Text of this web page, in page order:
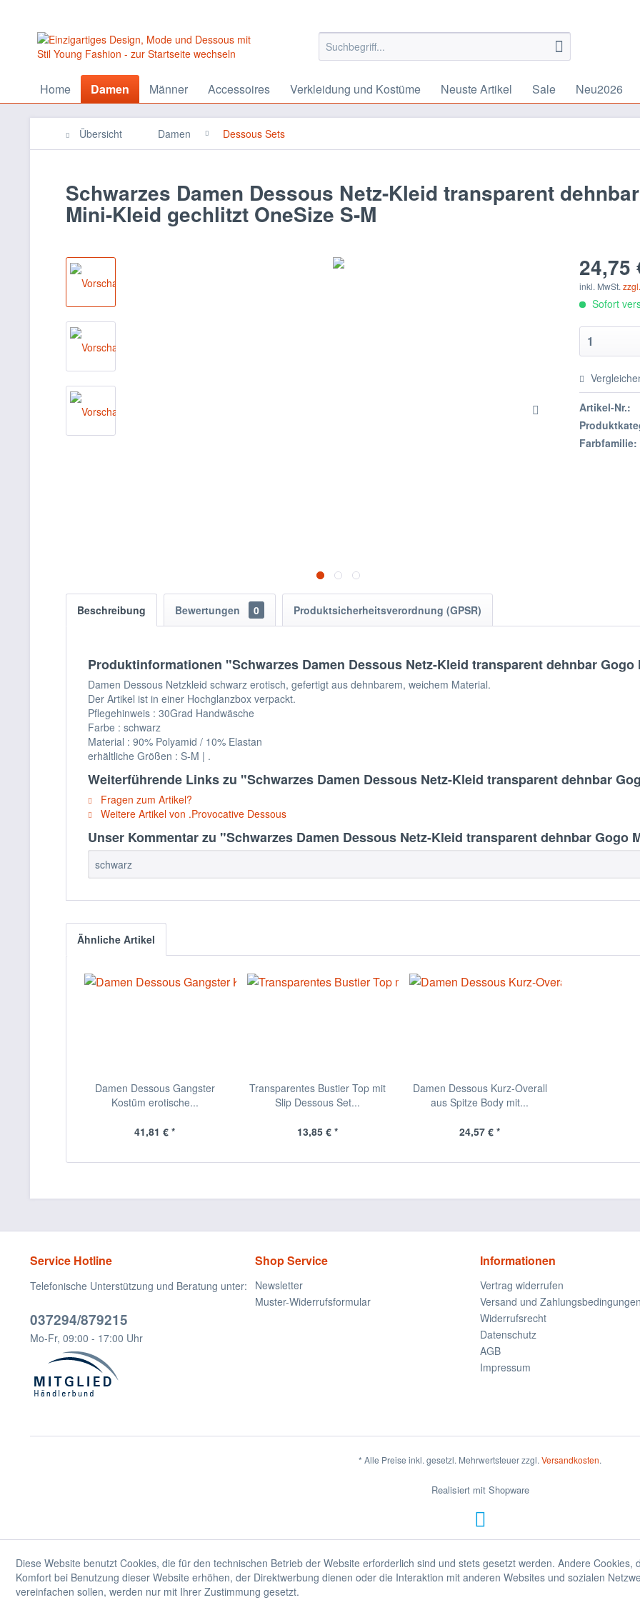
Home Damen Männer Accessoires Verkleidung und Kostüme Neuste Artikel Sale Neu2026
Übersicht Damen Dessous Sets
Schwarzes Damen Dessous Netz-Kleid transparent
Mini-Kleid gechlitzt OneSize S-M
24,75
inkl. MwSt.
Sofort
Artikel-Nr.:
Farbfamilie:
Beschreibung Bewertungen 0 Produktsicherheitsverordnung (GPSR)
Produktinformationen "Schwarzes Damen Dessous Netz-Kleid transparent dehnbar
Damen Dessous Netzkleid schwarz erotisch, gefertigt aus dehnbarem, weichem Material.
Der Artikel ist in einer Hochglanzbox verpackt.
Pflegehinweis : 30Grad Handwäsche
Farbe : schwarz
Material : 90% Polyamid / 10% Elastan
erhältliche Größen : S-M | .
Weiterführende Links zu "Schwarzes Damen Dessous Netz-Kleid transparent dehnbar
Fragen zum Artikel?
Weitere Artikel von .Provocative Dessous
Unser Kommentar zu "Schwarzes Damen Dessous Netz-Kleid transparent dehnbar Gogo
schwarz
Ähnliche Artikel
Damen Dessous Gangster
Kostüm erotische...
41,81 € *
Transparentes Bustier Top mit
Slip Dessous Set...
13,85 € *
Damen Dessous Kurz-Overall
aus Spitze Body mit...
24,57 € *
Service Hotline
Telefonische Unterstützung und Beratung unter:
037294/879215
Mo-Fr, 09:00 - 17:00 Uhr
Shop Service
Newsletter
Muster-Widerrufsformular
Informationen
Vertrag widerrufen
Versand und Zahlungsbedingungen
Widerrufsrecht
Datenschutz
AGB
Impressum
* Alle Preise inkl. gesetzl. Mehrwertsteuer zzgl. Versandkosten.
Realisiert mit Shopware
Diese Website benutzt Cookies, die für den technischen Betrieb der Website erforderlich sind und stets gesetzt werden. Andere Cookies,
Komfort bei Benutzung dieser Website erhöhen, der Direktwerbung dienen oder die Interaktion mit anderen Websites und sozialen
vereinfachen sollen, werden nur mit Ihrer Zustimmung gesetzt.